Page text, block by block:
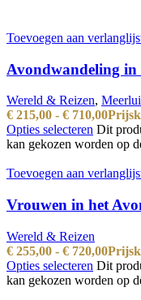
Toevoegen aan
Avondwandeling in
Wereld & Reizen,
€ 215,00 - € 710,00
Opties selecteren Dit
kan gekozen worden op
Toevoegen aan
Vrouwen in het
Wereld & Reizen
€ 255,00 - € 720,00
Opties selecteren Dit
kan gekozen worden op